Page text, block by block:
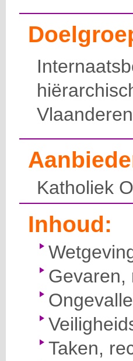
Vlaanderen
Katholiek
Inhoud:
Gevaren,
Taken,